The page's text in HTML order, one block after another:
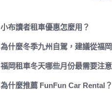
小布讀者租車優惠怎麼用？
為什麼冬季九州自駕，建議從福
福岡租車冬天哪些月份最需要注
為什麼推薦 FunFun Car Rental？